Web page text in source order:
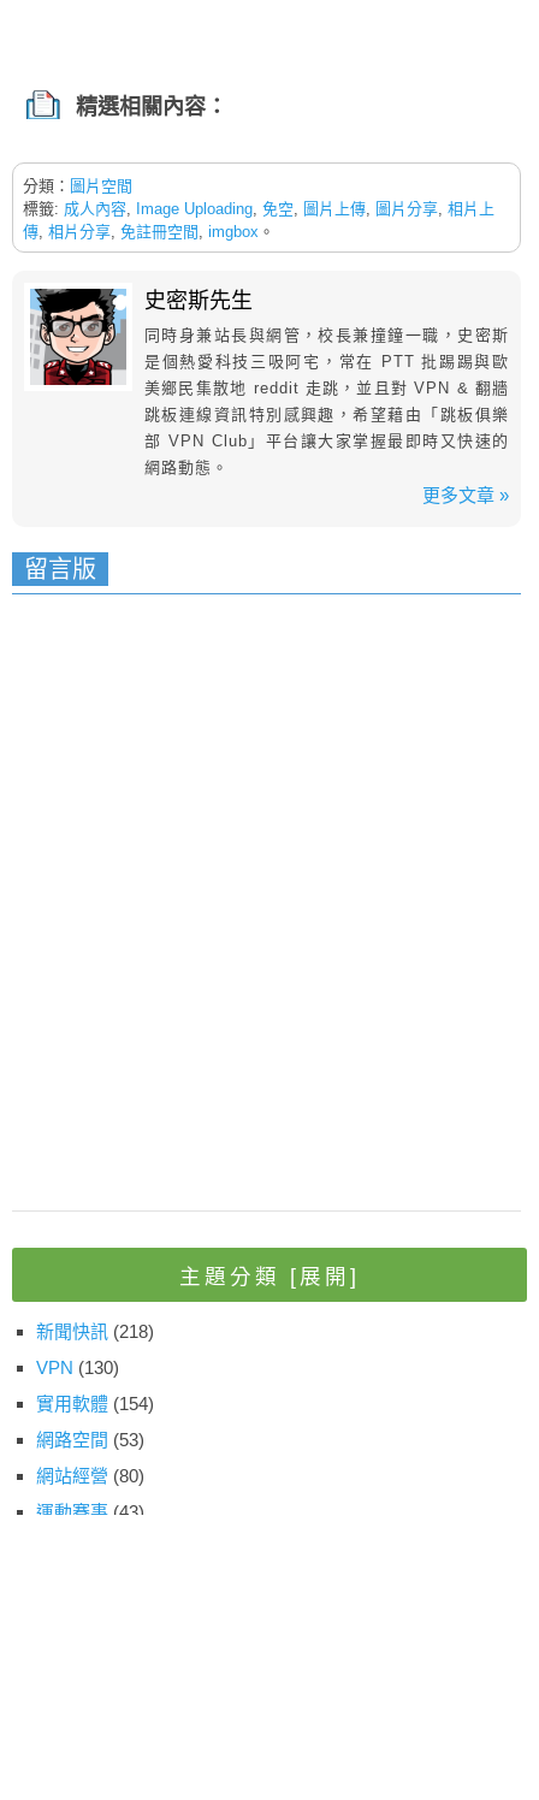
精選相關內容：
分類： 圖片空間
標籤: 成人內容, Image Uploading, 免空, 圖片上傳, 圖片分享, 相片上
傳, 相片分享, 免註冊空間 , imgbox 。
史密斯先生
同時身兼站長與網管，校長兼撞鐘一職，史密斯
是個熱愛科技三吸阿宅，常在 PTT 批踢踢與歐
美鄉民集散地 reddit 走跳，並且對 VPN & 翻牆
跳板連線資訊特別感興趣，希望藉由「跳板俱樂
部 VPN Club」平台讓大家掌握最即時又快速的
網路動態。
更多文章 »
留言版
主題分類 [展開]
新聞快訊 (218)
VPN (130)
實用軟體 (154)
網路空間 (53)
網站經營 (80)
運動賽事 (43)